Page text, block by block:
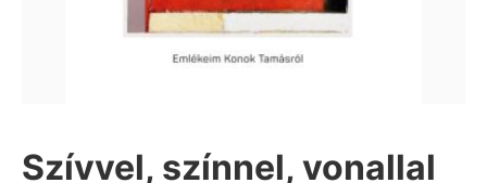
Szívvel, színnel, vonallal